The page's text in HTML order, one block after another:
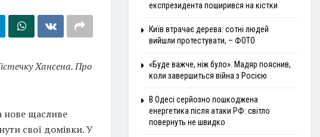
Хансена. Про
нове щасливе
свої домівки. У
експрезидента поширився на кістки
Київ втрачає дерева: сотні людей
вийшли протестувати, – ФОТО
«Буде важче, ніж було». Мадяр пояснив,
коли завершиться війна з Росією
В Одесі серйозно пошкоджена
енергетика після атаки РФ: світло
повернуть не швидко